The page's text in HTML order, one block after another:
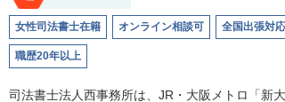
女性司法書士在籍 オンライン相談可 全国出張対
職歴20年以上
司法書士法人西事務所は、JR・大阪メトロ「新